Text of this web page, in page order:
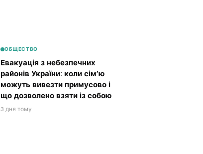
ОБЩЕСТВО
Евакуація з небезпечних
районів України: коли сім’ю
можуть вивезти примусово і
що дозволено взяти із собою
3 дня тому